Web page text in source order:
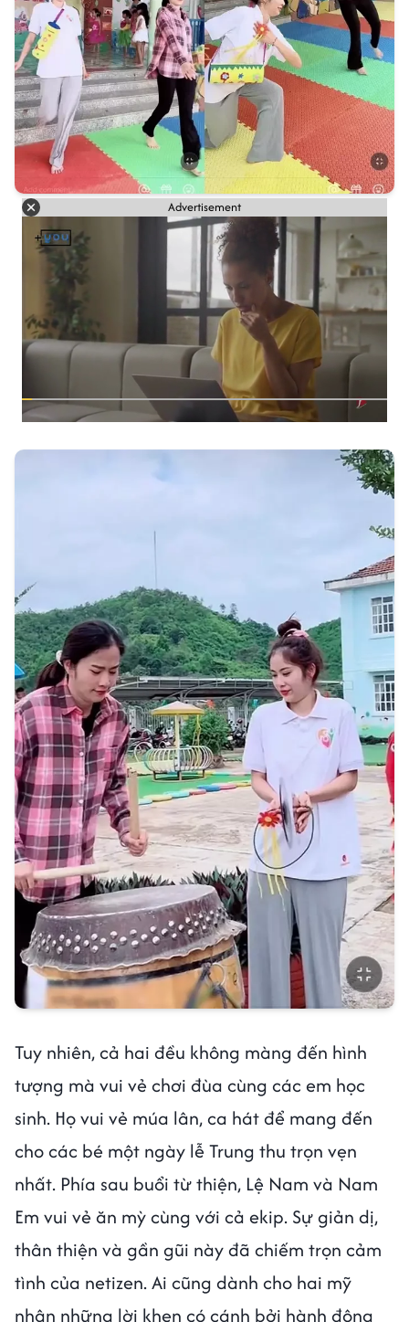
Advertisement
Tuy nhiên, cả hai đều không màng đến hình
tượng mà vui vẻ chơi đùa cùng các em học
sinh. Họ vui vẻ múa lân, ca hát để mang đến
cho các bé một ngày lễ Trung thu trọn vẹn
nhất. Phía sau buổi từ thiện, Lệ Nam và Nam
Em vui vẻ ăn mỳ cùng với cả ekip. Sự giản dị,
thân thiện và gần gũi này đã chiếm trọn cảm
tình của netizen. Ai cũng dành cho hai mỹ
nhân những lời khen có cánh bởi hành động